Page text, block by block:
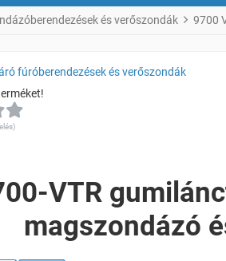
és verőszondák 9700
fúróberendezések és verőszondák
VTR
magszondázó